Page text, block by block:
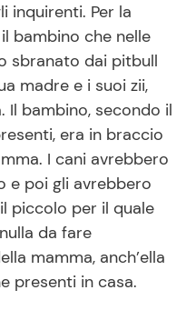
Primi Piatti
Ricette Facili e Veloci
Ricette Feste
Ricette per Bambini
inquirenti. Per la
il bambino che nelle
sbranato dai pitbull
madre e i suoi zii,
Il bambino, secondo il
era in braccio
I cani avrebbero
e poi gli avrebbero
piccolo per il quale
da fare
mamma, anch’ella
presenti in casa.